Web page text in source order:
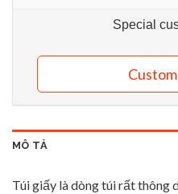
Special
MÔ TẢ
Túi giấy là dòng túi rất thông